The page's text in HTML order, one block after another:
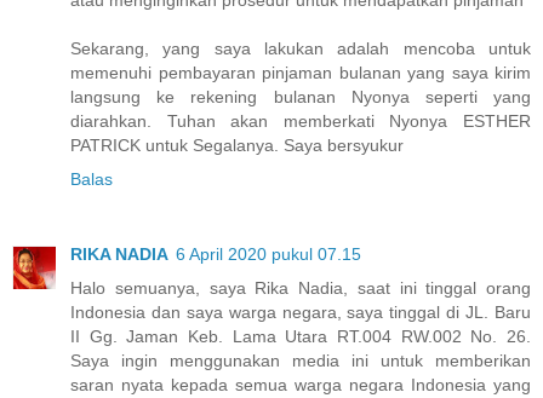
Sekarang, yang saya lakukan adalah mencoba untuk
memenuhi pembayaran pinjaman bulanan yang saya kirim
langsung ke rekening bulanan Nyonya seperti yang
diarahkan. Tuhan akan memberkati Nyonya ESTHER
PATRICK untuk Segalanya. Saya bersyukur
Balas
RIKA NADIA 6 April 2020 pukul 07.15
Halo semuanya, saya Rika Nadia, saat ini tinggal orang
Indonesia dan saya warga negara, saya tinggal di JL. Baru
II Gg. Jaman Keb. Lama Utara RT.004 RW.002 No. 26.
Saya ingin menggunakan media ini untuk memberikan
saran nyata kepada semua warga negara Indonesia yang